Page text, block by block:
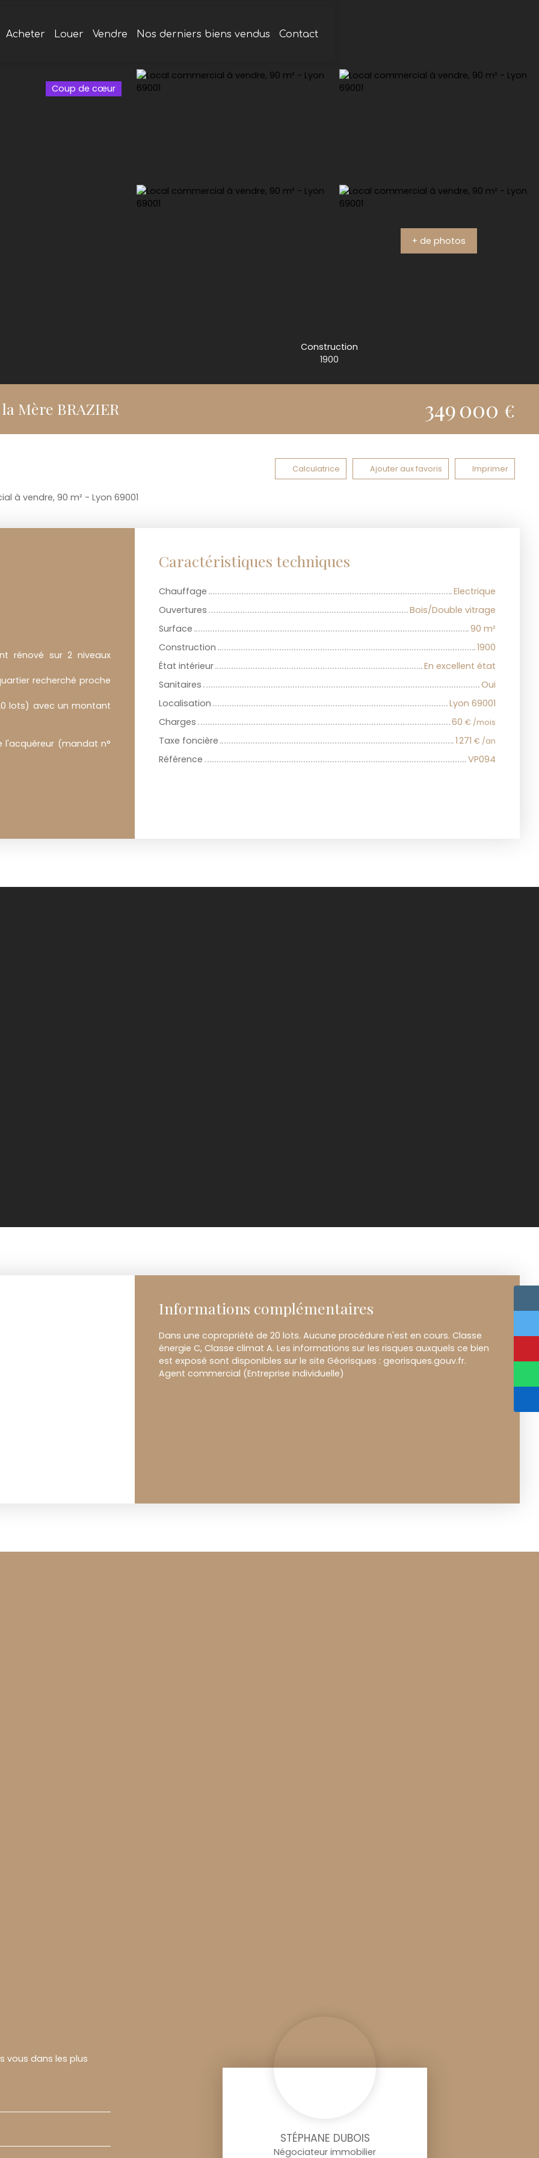
Acheter Louer Vendre Nos derniers biens vendus Contact
Coup de cœur
+ de photos
Construction
1900
Mère BRAZIER 349 000 €
Calculatrice Ajouter aux favoris Imprimer
à vendre, 90 m² - Lyon 69001
rénové sur 2 niveaux
recherché proche
lots) avec un montant
l'acquéreur (mandat n°
Caractéristiques techniques
Chauffage
Electrique
Ouvertures
Bois/Double vitrage
Surface
90 m²
Construction
1900
État intérieur
En excellent état
Sanitaires
Oui
Localisation
Lyon 69001
Charges
60 € /mois
Taxe foncière 1 271 € /an
Référence VP094
Informations complémentaires
Dans une copropriété de 20 lots. Aucune procédure n'est en cours. Classe
énergie C, Classe climat A. Les informations sur les risques auxquels ce bien
est exposé sont disponibles sur le site Géorisques : georisques.gouv.fr.
Agent commercial (Entreprise individuelle)
vous dans les plus
STÉPHANE DUBOIS
Négociateur immobilier